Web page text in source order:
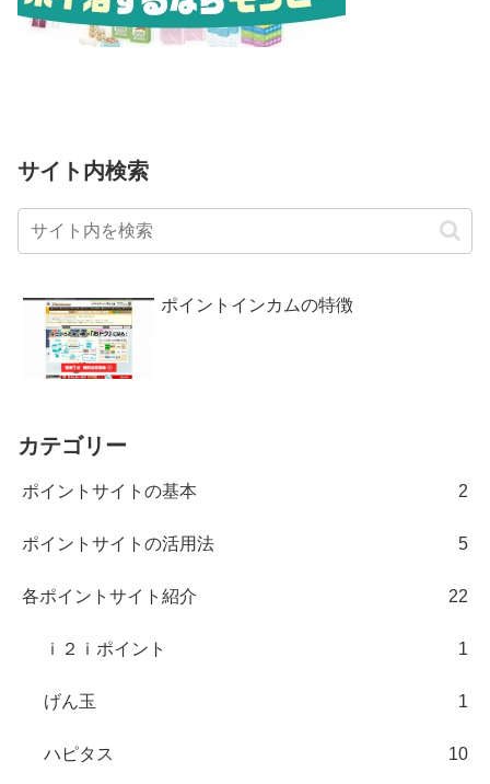
サイト内検索
ポイントインカムの特徴
カテゴリー
ポイントサイトの基本 2
ポイントサイトの活用法 5
各ポイントサイト紹介 22
ｉ２ｉポイント 1
げん玉 1
ハピタス 10